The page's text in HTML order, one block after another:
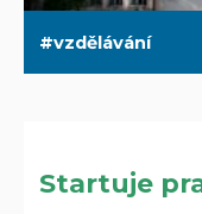
vzdělávání
Startuje